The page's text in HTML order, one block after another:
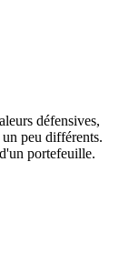
défensives,
peu différents.
portefeuille.